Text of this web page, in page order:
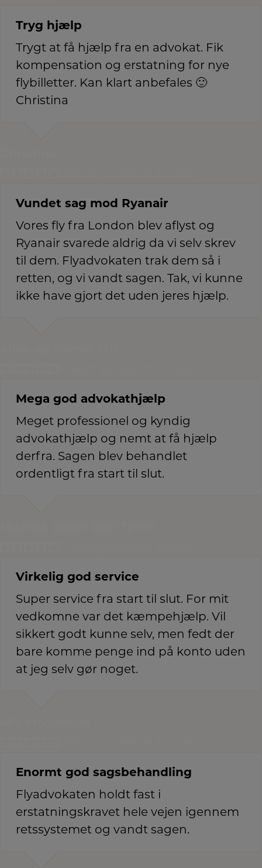
Tryg hjælp
Trygt at få hjælp fra en advokat. Fik
kompensation og erstatning for nye
flybilletter. Kan klart anbefales 🙂
Christina
Vundet sag mod Ryanair
Vores fly fra London blev aflyst og
Ryanair svarede aldrig da vi selv skrev
til dem. Flyadvokaten trak dem så i
retten, og vi vandt sagen. Tak, vi kunne
ikke have gjort det uden jeres hjælp.
Mega god advokathjælp
Meget professionel og kyndig
advokathjælp og nemt at få hjælp
derfra. Sagen blev behandlet
ordentligt fra start til slut.
Virkelig god service
Super service fra start til slut. For mit
vedkomne var det kæmpehjælp. Vil
sikkert godt kunne selv, men fedt der
bare komme penge ind på konto uden
at jeg selv gør noget.
Enormt god sagsbehandling
Flyadvokaten holdt fast i
erstatningskravet hele vejen igennem
retssystemet og vandt sagen.